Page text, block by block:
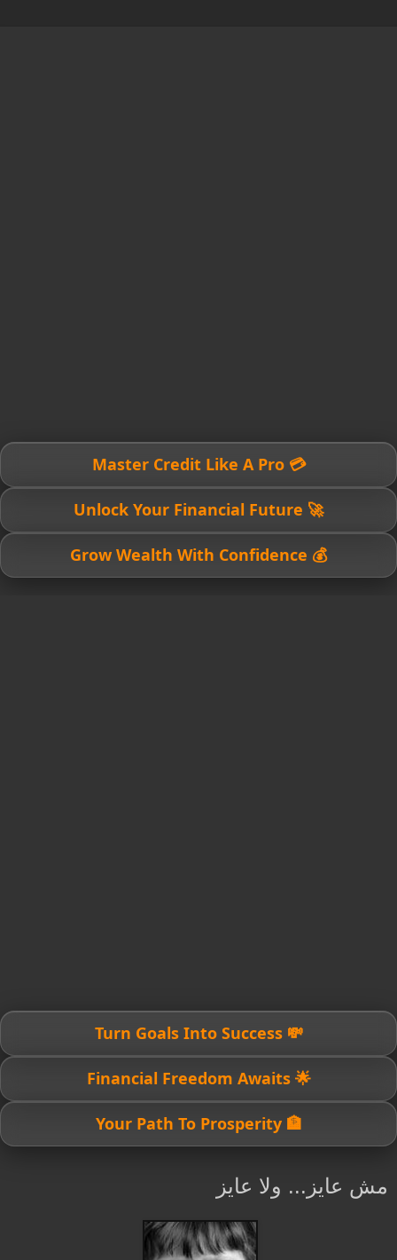
💳 Master Credit Like A Pro
🚀 Unlock Your Financial Future
💰 Grow Wealth With Confidence
💸 Turn Goals Into Success
🌟 Financial Freedom Awaits
🏦 Your Path To Prosperity
مش عايز... ولا عايز